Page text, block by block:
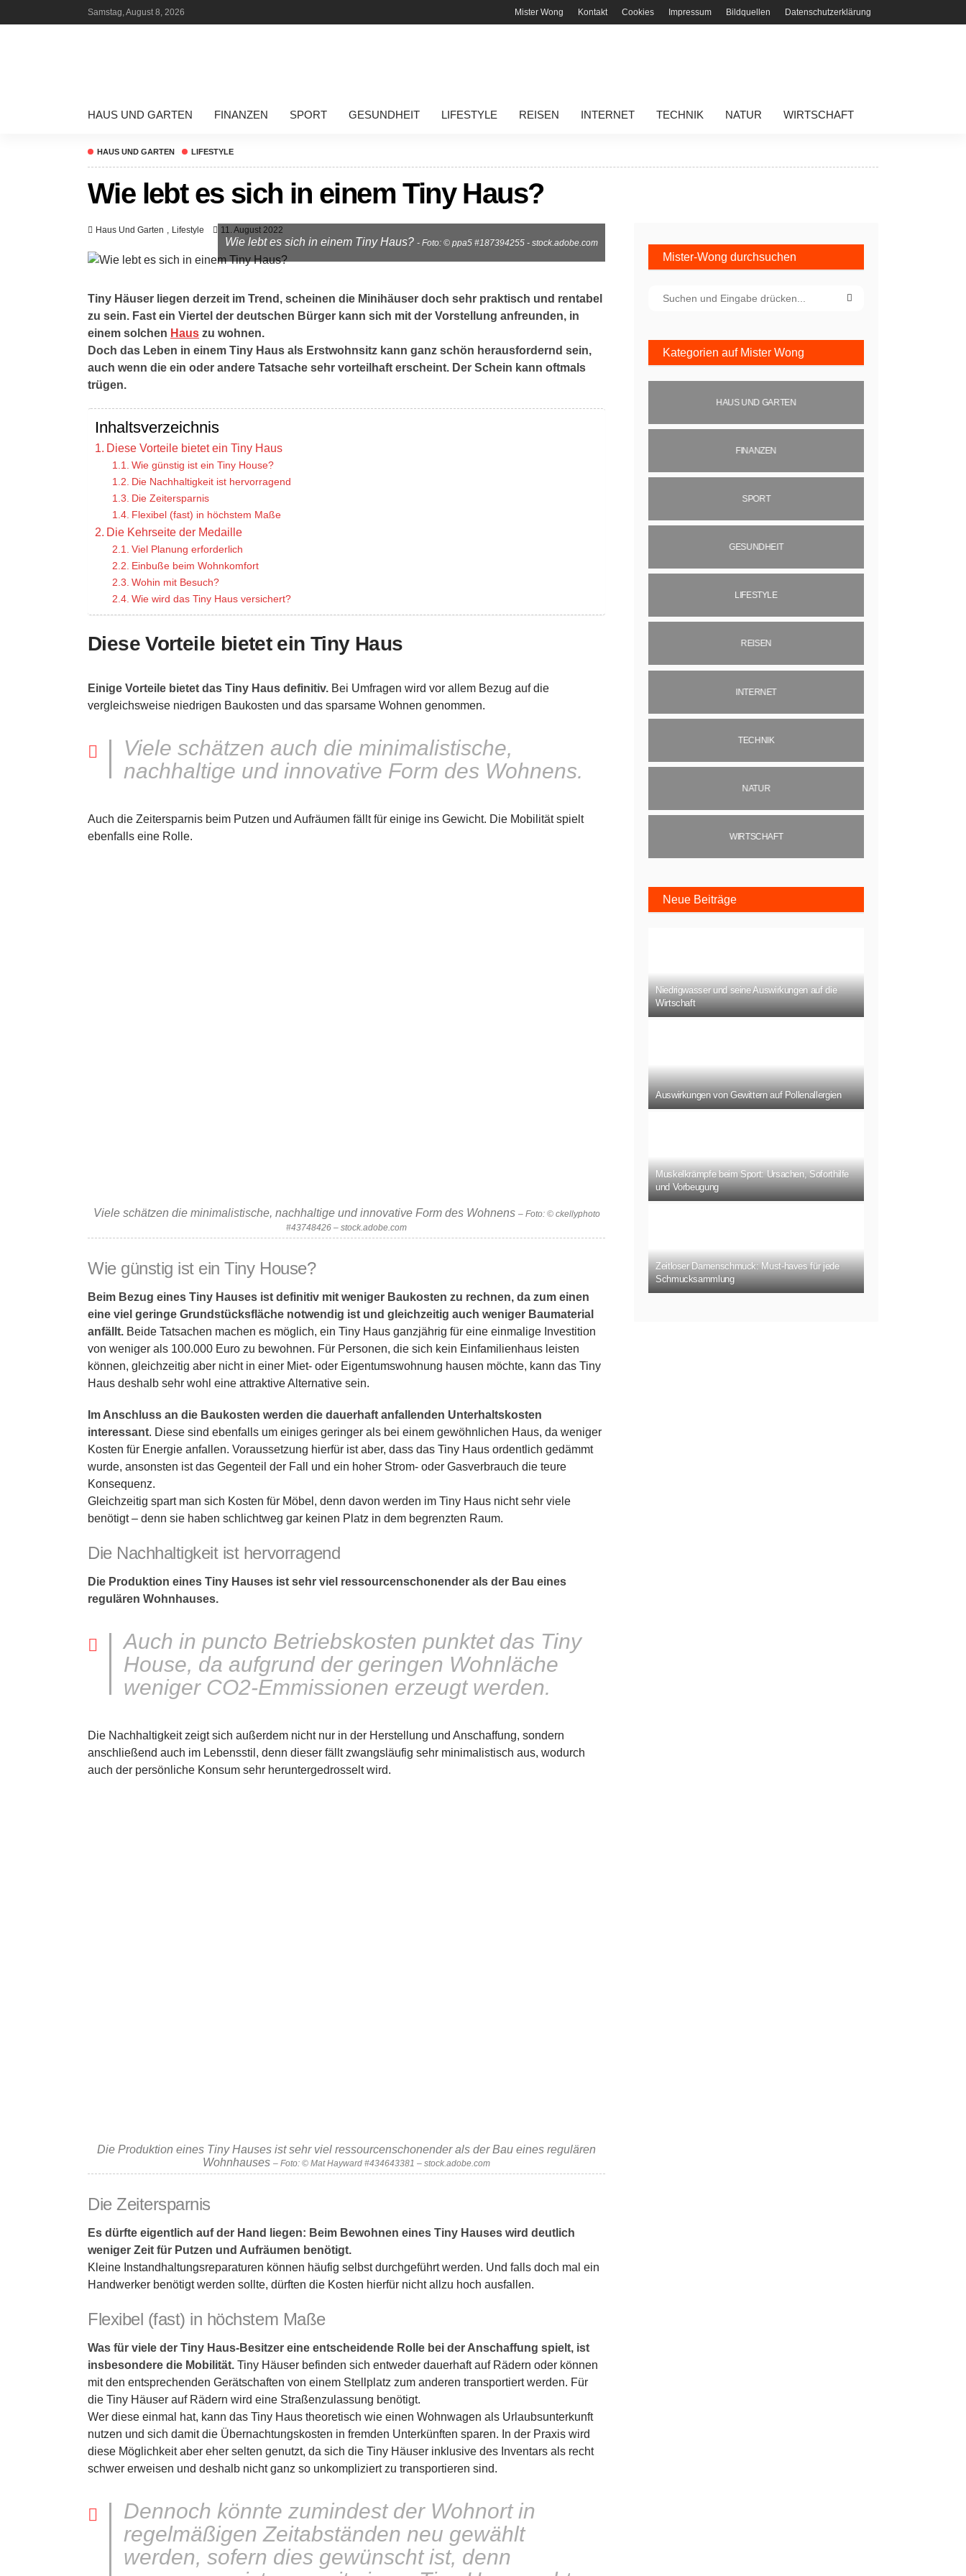
Samstag, August 8, 2026 Mister Wong Kontakt Cookies Impressum Bildquellen Datenschutzerklärung
HAUS UND GARTEN FINANZEN SPORT GESUNDHEIT LIFESTYLE REISEN INTERNET TECHNIK NATUR WIRTSCHAFT
HAUS UND GARTEN LIFESTYLE
Wie lebt es sich in einem Tiny Haus?
Haus Und Garten Lifestyle 11. August 2022
Wie lebt es sich in einem Tiny Haus? - Foto: © ppa5 #187394255 - stock.adobe.com
Tiny Häuser liegen derzeit im Trend, scheinen die Minihäuser doch sehr praktisch und rentabel
zu sein. Fast ein Viertel der deutschen Bürger kann sich mit der Vorstellung anfreunden, in
einem solchen Haus zu wohnen.
Doch das Leben in einem Tiny Haus als Erstwohnsitz kann ganz schön herausfordernd sein,
auch wenn die ein oder andere Tatsache sehr vorteilhaft erscheint. Der Schein kann oftmals
trügen.
Inhaltsverzeichnis
Diese Vorteile bietet ein Tiny Haus
Wie günstig ist ein Tiny House?
Die Nachhaltigkeit ist hervorragend
Die Zeitersparnis
Flexibel (fast) in höchstem Maße
Die Kehrseite der Medaille
Viel Planung erforderlich
Einbuße beim Wohnkomfort
Wohin mit Besuch?
Wie wird das Tiny Haus versichert?
Diese Vorteile bietet ein Tiny Haus
Einige Vorteile bietet das Tiny Haus definitiv. Bei Umfragen wird vor allem Bezug auf die
vergleichsweise niedrigen Baukosten und das sparsame Wohnen genommen.
Viele schätzen auch die minimalistische,
nachhaltige und innovative Form des Wohnens.
Auch die Zeitersparnis beim Putzen und Aufräumen fällt für einige ins Gewicht. Die Mobilität spielt
ebenfalls eine Rolle.
Viele schätzen die minimalistische, nachhaltige und innovative Form des Wohnens – Foto: © ckellyphoto
#43748426 – stock.adobe.com
Wie günstig ist ein Tiny House?
Beim Bezug eines Tiny Hauses ist definitiv mit weniger Baukosten zu rechnen, da zum einen
eine viel geringe Grundstücksfläche notwendig ist und gleichzeitig auch weniger Baumaterial
anfällt. Beide Tatsachen machen es möglich, ein Tiny Haus ganzjährig für eine einmalige Investition
von weniger als 100.000 Euro zu bewohnen. Für Personen, die sich kein Einfamilienhaus leisten
können, gleichzeitig aber nicht in einer Miet- oder Eigentumswohnung hausen möchte, kann das Tiny
Haus deshalb sehr wohl eine attraktive Alternative sein.
Im Anschluss an die Baukosten werden die dauerhaft anfallenden Unterhaltskosten
interessant. Diese sind ebenfalls um einiges geringer als bei einem gewöhnlichen Haus, da weniger
Kosten für Energie anfallen. Voraussetzung hierfür ist aber, dass das Tiny Haus ordentlich gedämmt
wurde, ansonsten ist das Gegenteil der Fall und ein hoher Strom- oder Gasverbrauch die teure
Konsequenz.
Gleichzeitig spart man sich Kosten für Möbel, denn davon werden im Tiny Haus nicht sehr viele
benötigt – denn sie haben schlichtweg gar keinen Platz in dem begrenzten Raum.
Die Nachhaltigkeit ist hervorragend
Die Produktion eines Tiny Hauses ist sehr viel ressourcenschonender als der Bau eines
regulären Wohnhauses.
Auch in puncto Betriebskosten punktet das Tiny
House, da aufgrund der geringen Wohnläche
weniger CO2-Emmissionen erzeugt werden.
Die Nachhaltigkeit zeigt sich außerdem nicht nur in der Herstellung und Anschaffung, sondern
anschließend auch im Lebensstil, denn dieser fällt zwangsläufig sehr minimalistisch aus, wodurch
auch der persönliche Konsum sehr heruntergedrosselt wird.
Die Produktion eines Tiny Hauses ist sehr viel ressourcenschonender als der Bau eines regulären
Wohnhauses – Foto: © Mat Hayward #434643381 – stock.adobe.com
Die Zeitersparnis
Es dürfte eigentlich auf der Hand liegen: Beim Bewohnen eines Tiny Hauses wird deutlich
weniger Zeit für Putzen und Aufräumen benötigt.
Kleine Instandhaltungsreparaturen können häufig selbst durchgeführt werden. Und falls doch mal ein
Handwerker benötigt werden sollte, dürften die Kosten hierfür nicht allzu hoch ausfallen.
Flexibel (fast) in höchstem Maße
Was für viele der Tiny Haus-Besitzer eine entscheidende Rolle bei der Anschaffung spielt, ist
insbesondere die Mobilität. Tiny Häuser befinden sich entweder dauerhaft auf Rädern oder können
mit den entsprechenden Gerätschaften von einem Stellplatz zum anderen transportiert werden. Für
die Tiny Häuser auf Rädern wird eine Straßenzulassung benötigt.
Wer diese einmal hat, kann das Tiny Haus theoretisch wie einen Wohnwagen als Urlaubsunterkunft
nutzen und sich damit die Übernachtungskosten in fremden Unterkünften sparen. In der Praxis wird
diese Möglichkeit aber eher selten genutzt, da sich die Tiny Häuser inklusive des Inventars als recht
schwer erweisen und deshalb nicht ganz so unkompliziert zu transportieren sind.
Dennoch könnte zumindest der Wohnort in
regelmäßigen Zeitabständen neu gewählt
werden, sofern dies gewünscht ist, denn
Mister-Wong durchsuchen
Kategorien auf Mister Wong
HAUS UND GARTEN
FINANZEN
SPORT
GESUNDHEIT
LIFESTYLE
REISEN
INTERNET
TECHNIK
NATUR
WIRTSCHAFT
Neue Beiträge
Niedrigwasser und seine Auswirkungen auf die
Wirtschaft
Auswirkungen von Gewittern auf Pollenallergien
Muskelkrämpfe beim Sport: Ursachen, Soforthilfe
und Vorbeugung
Zeitloser Damenschmuck: Must-haves für jede
Schmucksammlung